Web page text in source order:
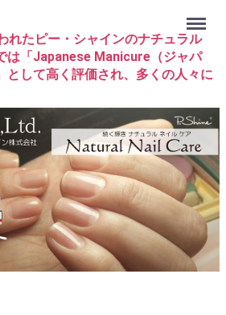
れたピー・シャインのナチュラル
は「Japanese Manicure（ジャパ
として高く評価され、多くの人々に
Menu